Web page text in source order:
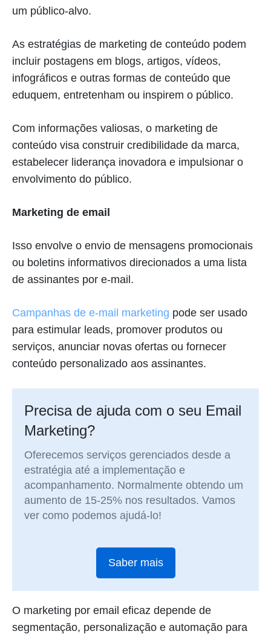
um público-alvo.
As estratégias de marketing de conteúdo podem
incluir postagens em blogs, artigos, vídeos,
infográficos e outras formas de conteúdo que
eduquem, entretenham ou inspirem o público.
Com informações valiosas, o marketing de
conteúdo visa construir credibilidade da marca,
estabelecer liderança inovadora e impulsionar o
envolvimento do público.
Marketing de email
Isso envolve o envio de mensagens promocionais
ou boletins informativos direcionados a uma lista
de assinantes por e-mail.
Campanhas de e-mail marketing pode ser usado
para estimular leads, promover produtos ou
serviços, anunciar novas ofertas ou fornecer
conteúdo personalizado aos assinantes.
Precisa de ajuda com o seu Email
Marketing?
Oferecemos serviços gerenciados desde a
estratégia até a implementação e
acompanhamento. Normalmente obtendo um
aumento de 15-25% nos resultados. Vamos
ver como podemos ajudá-lo!
Saber mais
O marketing por email eficaz depende de
segmentação, personalização e automação para